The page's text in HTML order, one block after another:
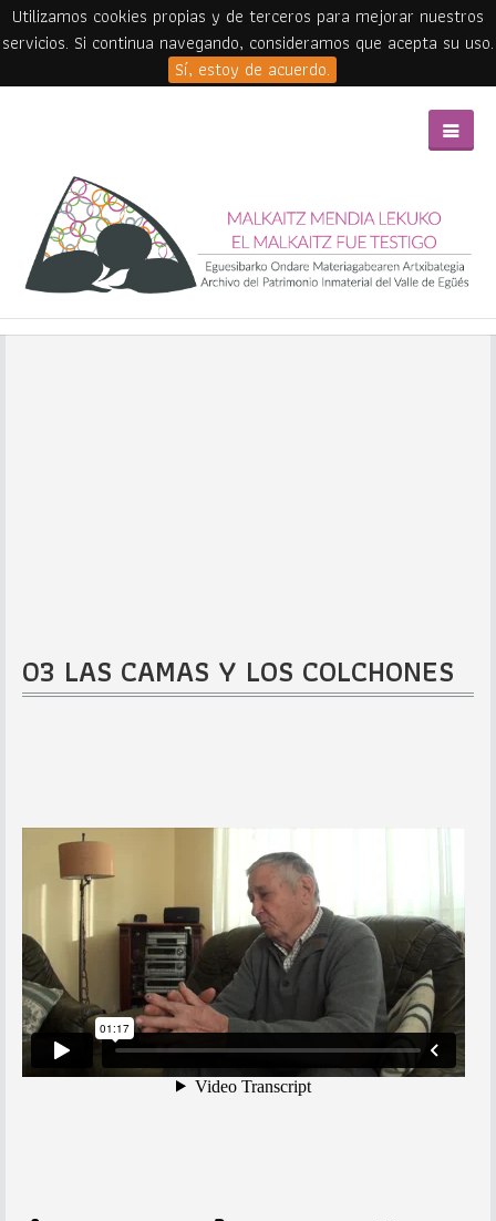
Utilizamos cookies propias y de terceros para mejorar nuestros
servicios. Si continua navegando, consideramos que acepta su uso.
Sí, estoy de acuerdo.
03 LAS CAMAS Y LOS COLCHONES